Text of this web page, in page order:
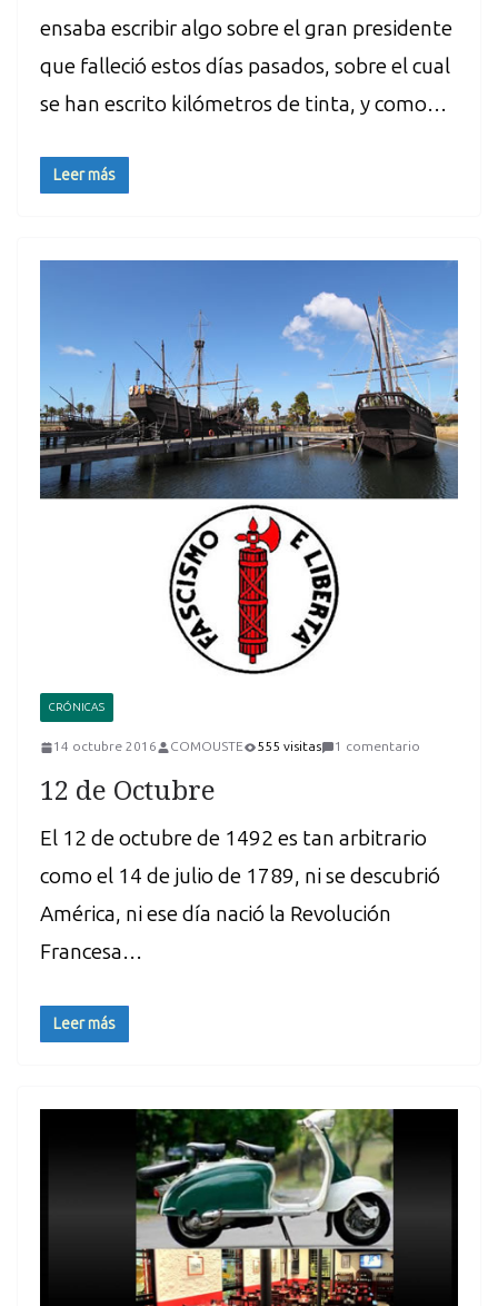
ensaba escribir algo sobre el gran presidente
que falleció estos días pasados, sobre el cual
se han escrito kilómetros de tinta, y como…
Leer más
CRÓNICAS
14 octubre 2016 COMOUSTE 555 visitas 1 comentario
12 de Octubre
El 12 de octubre de 1492 es tan arbitrario
como el 14 de julio de 1789, ni se descubrió
América, ni ese día nació la Revolución
Francesa…
Leer más